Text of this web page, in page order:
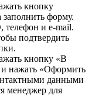
кнопку
заполнить форму.
и e-mail.
подтвердить
кнопку «В
и нажать «Оформить
данными
менеджер для